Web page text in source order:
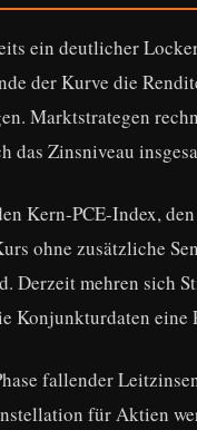
ein deutlicher
der Kurve die
Marktstrategen
das Zinsniveau
Kern-PCE-Index,
ohne zusätzliche
Derzeit mehren sich
Konjunkturdaten eine
fallender
für Aktien